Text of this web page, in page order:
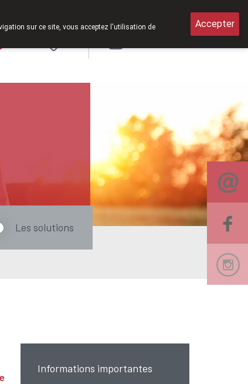
Les solutions
Informations importantes
sur ce site, vous acceptez l'utilisation de
Accepter